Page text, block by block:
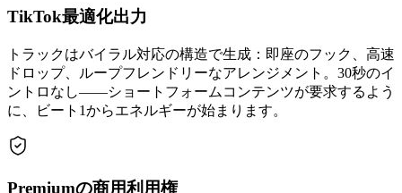
TikTok最適化出力
トラックはバイラル対応の構造で生成：即座のフック、高速
ドロップ、ループフレンドリーなアレンジメント。30秒のイ
ントロなし——ショートフォームコンテンツが要求するよう
に、ビート1からエネルギーが始まります。
Premiumの商用利用権